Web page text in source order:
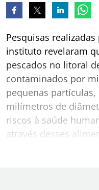
Pesquisas
instituto revelaram
pescados no litoral
contaminados por
pequenas
milímetros de
riscos à saúde
através desses